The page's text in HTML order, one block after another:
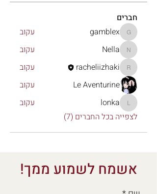
חברים
gamblex
gamblex עקוב
Nella
Nella עקוב
racheliizhaki
racheliizhaki
עקוב
Le Aventurine
עקוב
lonka
lonka
עקוב
לצפייה בכל החברים (7)
אשמח לשמוע ממך!